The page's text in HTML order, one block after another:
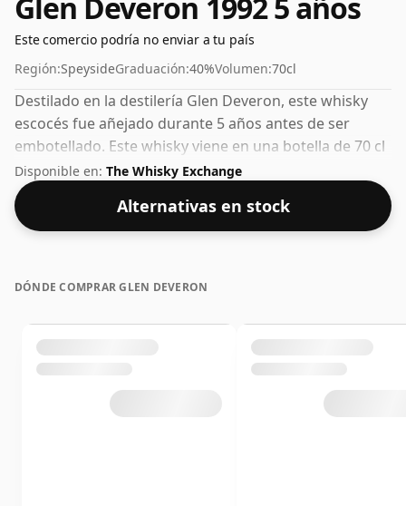
Este comercio podría no enviar a tu país
Región:SpeysideGraduación:40%Volumen:70cl
Destilado en la destilería Glen Deveron, este whisky
escocés fue añejado durante 5 años antes de ser
embotellado. Este whisky viene en una botella de 70 cl
y se embotelló con una concentración del 40%.
Disponible en: The Whisky Exchange
Alternativas en stock
DÓNDE COMPRAR GLEN DEVERON